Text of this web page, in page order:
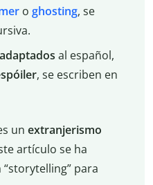
o ghosting, se
al español,
, se escriben en
un extranjerismo
artículo se ha
para